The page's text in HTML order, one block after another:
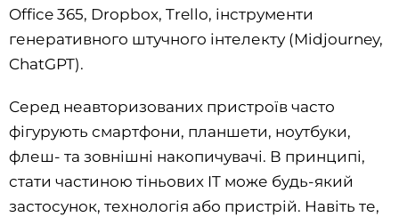
Office 365, Dropbox, Trello, інструменти
генеративного штучного інтелекту (Midjourney,
ChatGPT).
Серед неавторизованих пристроїв часто
фігурують смартфони, планшети, ноутбуки,
флеш- та зовнішні накопичувачі. В принципі,
стати частиною тіньових IT може будь-який
застосунок, технологія або пристрій. Навіть те,